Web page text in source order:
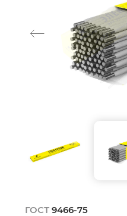
ГОСТ 9466-75